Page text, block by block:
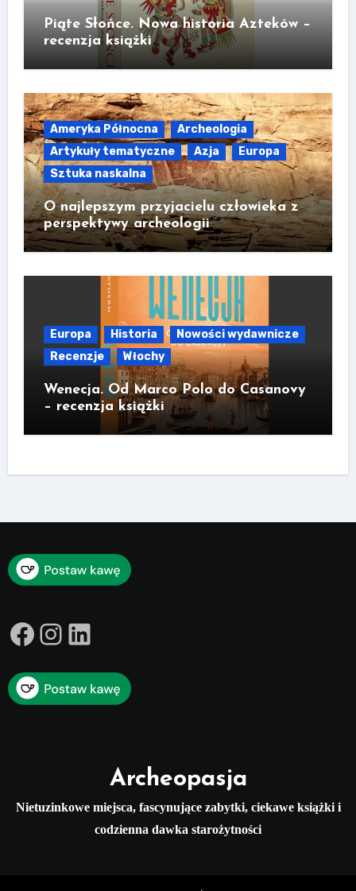
Piąte Słońce. Nowa historia Azteków –
recenzja książki
Ameryka Północna
Archeologia
Artykuły tematyczne
Azja
Europa
Sztuka naskalna
O najlepszym przyjacielu człowieka z
perspektywy archeologii
Europa Historia
Nowości wydawnicze
Recenzje
Włochy
Wenecja. Od Marco Polo do Casanovy
– recenzja książki
Facebook
Instagram
LinkedIn
Archeopasja
Nietuzinkowe miejsca, fascynujące zabytki, ciekawe książki i
codzienna dawka starożytności